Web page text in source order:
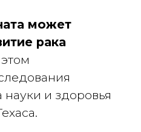
может
рака
науки и здоровья